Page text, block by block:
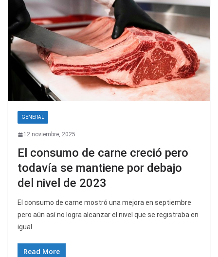
GENERAL
12 noviembre, 2025
El consumo de carne creció pero
todavía se mantiene por debajo
del nivel de 2023
El consumo de carne mostró una mejora en septiembre
pero aún así no logra alcanzar el nivel que se registraba en
igual
Read More